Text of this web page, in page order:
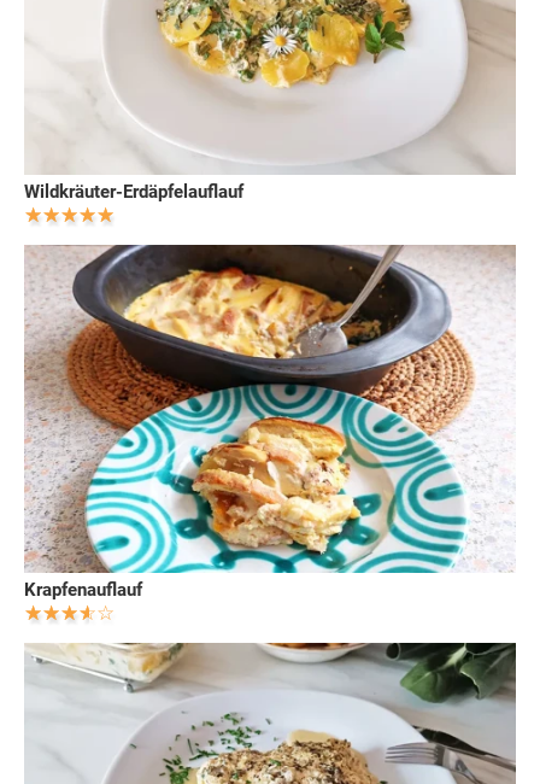
Wildkräuter-Erdäpfelauflauf
Krapfenauflauf